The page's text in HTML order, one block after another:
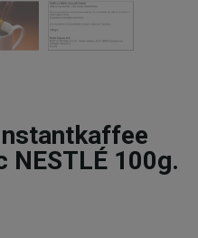
NESTLÉ 100g.